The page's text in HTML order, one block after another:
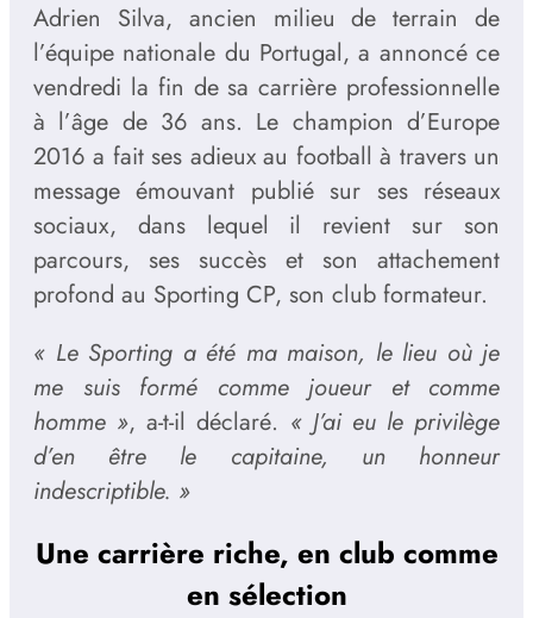
Adrien Silva, ancien milieu de terrain de
l’équipe nationale du Portugal, a annoncé ce
vendredi la fin de sa carrière professionnelle
à l’âge de 36 ans. Le champion d’Europe
2016 a fait ses adieux au football à travers un
message émouvant publié sur ses réseaux
sociaux, dans lequel il revient sur son
parcours, ses succès et son attachement
profond au Sporting CP, son club formateur.
« Le Sporting a été ma maison, le lieu où je
me suis formé comme joueur et comme
homme », a-t-il déclaré. « J’ai eu le privilège
d’en être le capitaine, un honneur
indescriptible. »
Une carrière riche, en club comme
en sélection